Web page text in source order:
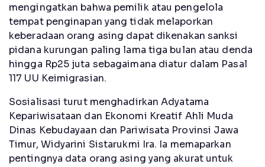
mengingatkan bahwa pemilik atau pengelola
tempat penginapan yang tidak melaporkan
keberadaan orang asing dapat dikenakan sanksi
pidana kurungan paling lama tiga bulan atau denda
hingga Rp25 juta sebagaimana diatur dalam Pasal
117 UU Keimigrasian.
Sosialisasi turut menghadirkan Adyatama
Kepariwisataan dan Ekonomi Kreatif Ahli Muda
Dinas Kebudayaan dan Pariwisata Provinsi Jawa
Timur, Widyarini Sistarukmi Ira. Ia memaparkan
pentingnya data orang asing yang akurat untuk